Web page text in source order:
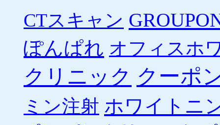
CTスキャン
ぽんぱれ オフィスホ
クリニック クーポ
ミン注射 ホワイトニ